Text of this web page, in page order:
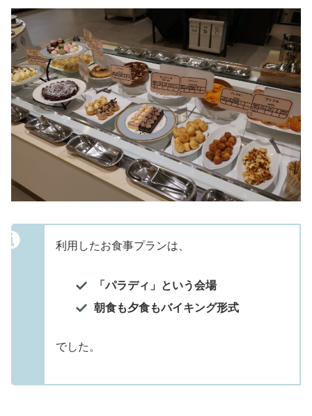
利用したお食事プランは、
「パラディ」という会場
朝食も夕食もバイキング形式
でした。